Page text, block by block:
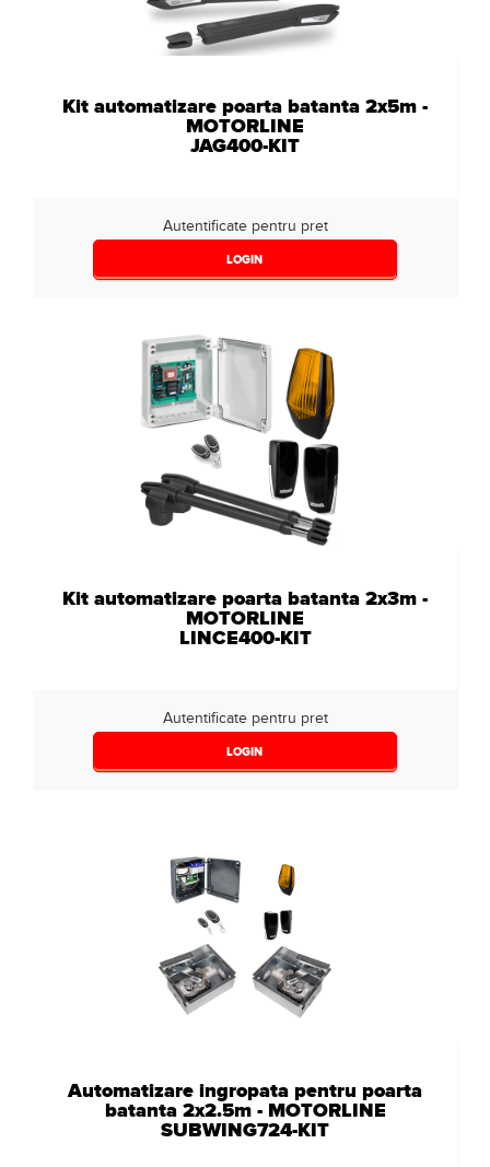
Kit automatizare poarta batanta 2x5m -
MOTORLINE
JAG400-KIT
Autentificate pentru pret
LOGIN
Kit automatizare poarta batanta 2x3m -
MOTORLINE
LINCE400-KIT
Autentificate pentru pret
LOGIN
Automatizare ingropata pentru poarta
batanta 2x2.5m - MOTORLINE
SUBWING724-KIT